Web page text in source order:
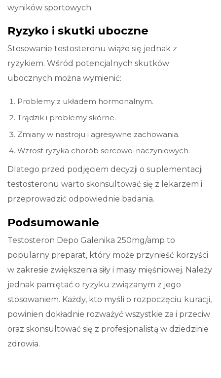
wyników sportowych.
Ryzyko i skutki uboczne
Stosowanie testosteronu wiąże się jednak z
ryzykiem. Wśród potencjalnych skutków
ubocznych można wymienić:
Problemy z układem hormonalnym.
Trądzik i problemy skórne.
Zmiany w nastroju i agresywne zachowania.
Wzrost ryzyka chorób sercowo-naczyniowych.
Dlatego przed podjęciem decyzji o suplementacji
testosteronu warto skonsultować się z lekarzem i
przeprowadzić odpowiednie badania.
Podsumowanie
Testosteron Depo Galenika 250mg/amp to
popularny preparat, który może przynieść korzyści
w zakresie zwiększenia siły i masy mięśniowej. Należy
jednak pamiętać o ryzyku związanym z jego
stosowaniem. Każdy, kto myśli o rozpoczęciu kuracji,
powinien dokładnie rozważyć wszystkie za i przeciw
oraz skonsultować się z profesjonalistą w dziedzinie
zdrowia.